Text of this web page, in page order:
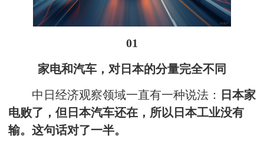
01
家电和汽车，对日本的分量完全不同
中日经济观察领域一直有一种说法：
日本家
电败了，但日本汽车还在，所以日本工业没有
输。这句话对了一半。